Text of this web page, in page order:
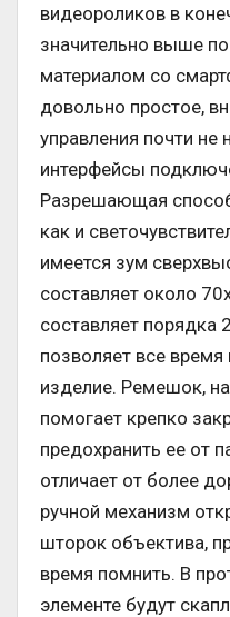
видеороликов в
значительно выше
материалом со
довольно простое,
управления почти не
интерфейсы
Разрешающая
как и
имеется зум
составляет около
составляет порядка
позволяет все время
изделие. Ремешок,
помогает крепко
предохранить ее от
отличает от более
ручной механизм
шторок объектива,
время помнить. В
элементе будут